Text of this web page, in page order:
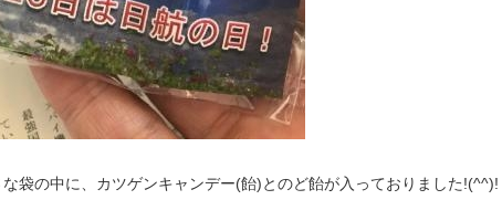
な袋の中に、カツゲンキャンデー(飴)とのど飴が入っておりました!(^^)!